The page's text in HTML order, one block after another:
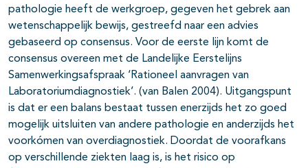
pathologie heeft de werkgroep, gegeven het gebrek aan
wetenschappelijk bewijs, gestreefd naar een advies
gebaseerd op consensus. Voor de eerste lijn komt de
consensus overeen met de Landelijke Eerstelijns
Samenwerkingsafspraak ‘Rationeel aanvragen van
Laboratoriumdiagnostiek’. (van Balen 2004). Uitgangspunt
is dat er een balans bestaat tussen enerzijds het zo goed
mogelijk uitsluiten van andere pathologie en anderzijds het
voorkómen van overdiagnostiek. Doordat de voorafkans
op verschillende ziekten laag is, is het risico op